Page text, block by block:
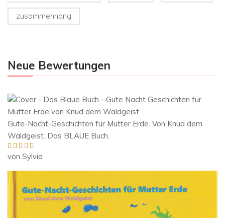
zusammenhang
Neue Bewertungen
Gute-Nacht-Geschichten für Mutter Erde. Von Knud dem
Waldgeist. Das BLAUE Buch.
Bewertet mit
von Sylvia